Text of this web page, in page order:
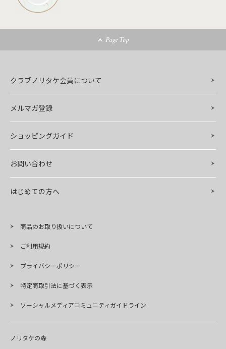
Page Top
クラブノリタケ会員について
メルマガ登録
ショッピングガイド
お問い合わせ
はじめての方へ
商品のお取り扱いについて
ご利用規約
プライバシーポリシー
特定商取引法に基づく表示
ソーシャルメディアコミュニティガイドライン
ノリタケの森